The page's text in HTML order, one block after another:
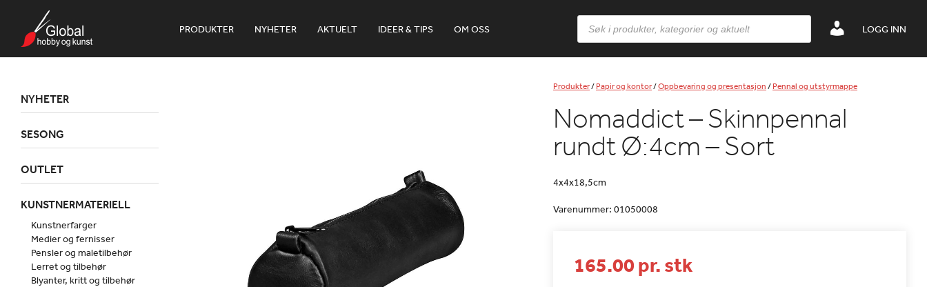
PRODUKTER NYHETER AKTUELT IDEER & TIPS OM OSS LOGG INN
Products
search
Produkter/Papir og kontor/Oppbevaring og presentasjon/Pennal og utstyrmappe
Nomaddict – Skinnpennal
rundt Ø:4cm – Sort
4x4x18,5cm
Varenummer: 01050008
165.00 pr. stk
NYHETER
SESONG
OUTLET
KUNSTNERMATERIELL
Kunstnerfarger
Medier og fernisser
Pensler og maletilbehør
Lerret og tilbehør
Blyanter, kritt og tilbehør